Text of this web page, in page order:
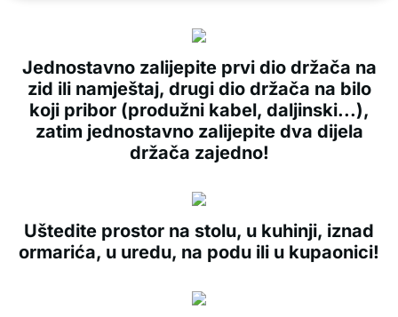
Jednostavno zalijepite prvi dio držača na
zid ili namještaj, drugi dio držača na bilo
koji pribor (produžni kabel, daljinski...),
zatim jednostavno zalijepite dva dijela
držača zajedno!
Uštedite prostor na stolu, u kuhinji, iznad
ormarića, u uredu, na podu ili u kupaonici!